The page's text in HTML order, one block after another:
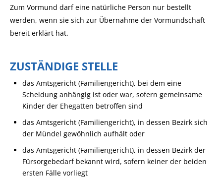
Zum Vormund darf eine natürliche Person nur bestellt
werden, wenn sie sich zur Übernahme der Vormundschaft
bereit erklärt hat.
ZUSTÄNDIGE STELLE
das Amtsgericht (Familiengericht), bei dem eine
Scheidung anhängig ist oder war, sofern gemeinsame
Kinder der Ehegatten betroffen sind
das Amtsgericht (Familiengericht), in dessen Bezirk sich
der Mündel gewöhnlich aufhält oder
das Amtsgericht (Familiengericht), in dessen Bezirk der
Fürsorgebedarf bekannt wird, sofern keiner der beiden
ersten Fälle vorliegt